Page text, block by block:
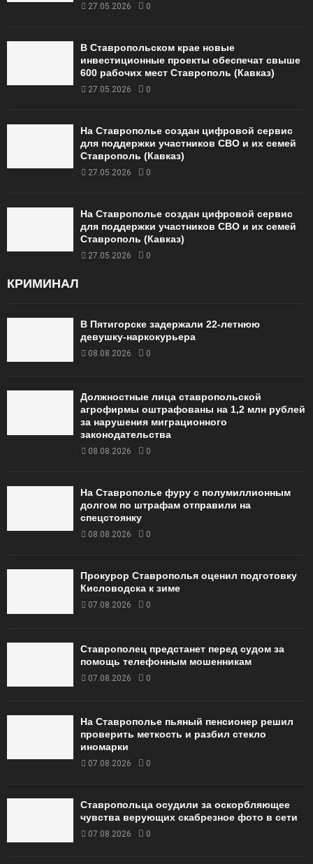
27.05.2026 0
В Ставропольском крае новые
инвестиционные проекты обеспечат свыше
600 рабочих мест Ставрополь (Кавказ)
27.05.2026 0
На Ставрополье создан цифровой сервис
для поддержки участников СВО и их семей
Ставрополь (Кавказ)
27.05.2026 0
На Ставрополье создан цифровой сервис
для поддержки участников СВО и их семей
Ставрополь (Кавказ)
27.05.2026 0
КРИМИНАЛ
В Пятигорске задержали 22-летнюю
девушку-наркокурьера
08.08.2026 0
Должностные лица ставропольской
агрофирмы оштрафованы на 1,2 млн рублей
за нарушения миграционного
законодательства
08.08.2026 0
На Ставрополье фуру с полумиллионным
долгом по штрафам отправили на
спецстоянку
08.08.2026 0
Прокурор Ставрополья оценил подготовку
Кисловодска к зиме
07.08.2026 0
Ставрополец предстанет перед судом за
помощь телефонным мошенникам
07.08.2026 0
На Ставрополье пьяный пенсионер решил
проверить меткость и разбил стекло
иномарки
07.08.2026 0
Ставропольца осудили за оскорбляющее
чувства верующих скабрезное фото в сети
07.08.2026 0